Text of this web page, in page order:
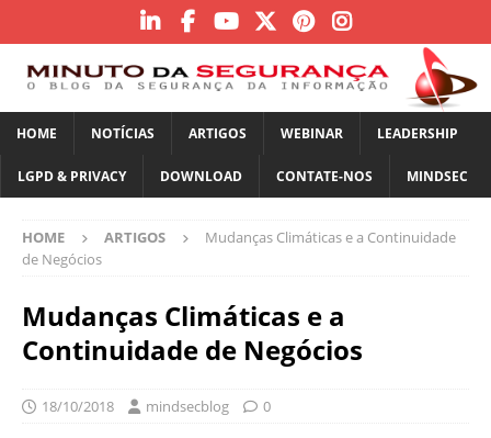
HOME NOTÍCIAS ARTIGOS WEBINAR LEADERSHIP
LGPD & PRIVACY DOWNLOAD CONTATE-NOS MINDSEC
HOME ARTIGOS
Mudanças Climáticas e a Continuidade
de Negócios
Mudanças Climáticas e a
Continuidade de Negócios
18/10/2018 mindsecblog 0